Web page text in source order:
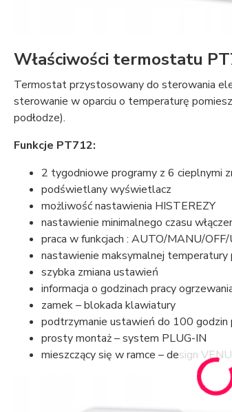
Właściwości termostatu
Termostat przystosowany do sterowania
sterowanie w oparciu o temperaturę
podłodze).
Funkcje PT712:
2 tygodniowe programy z 6 cieplnymi
podświetlany wyświetlacz
możliwość nastawienia HISTEREZY
nastawienie minimalnego czasu
praca w funkcjach : AUTO/MANU/OFF/
nastawienie maksymalnej temperatury
szybka zmiana ustawień
informacja o godzinach pracy
zamek – blokada klawiatury
podtrzymanie ustawień do 100 godzin
prosty montaż – system PLUG-IN
mieszczący się w ramce – design